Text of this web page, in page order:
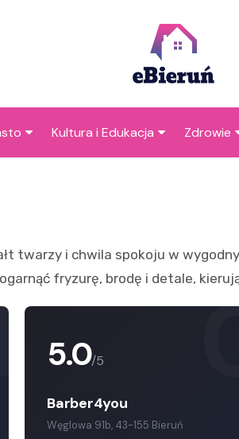
i ekologia
Kultura i Edukacja Zdrowie
twarzy i chwila spokoju w
fryzurę, brodę i detale,
5.0/5
Barber4you
Węglowa 91b, 43-155 Bieruń